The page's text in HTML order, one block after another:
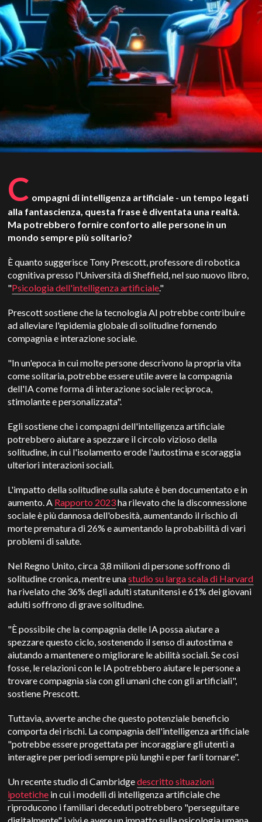
C ompagni di intelligenza artificiale - un tempo legati
alla fantascienza, questa frase è diventata una realtà.
Ma potrebbero fornire conforto alle persone in un
mondo sempre più solitario?
È quanto suggerisce Tony Prescott, professore di robotica
cognitiva presso l'Università di Sheffield, nel suo nuovo libro,
"Psicologia dell'intelligenza artificiale."
Prescott sostiene che la tecnologia AI potrebbe contribuire
ad alleviare l'epidemia globale di solitudine fornendo
compagnia e interazione sociale.
"In un'epoca in cui molte persone descrivono la propria vita
come solitaria, potrebbe essere utile avere la compagnia
dell'IA come forma di interazione sociale reciproca,
stimolante e personalizzata".
Egli sostiene che i compagni dell'intelligenza artificiale
potrebbero aiutare a spezzare il circolo vizioso della
solitudine, in cui l'isolamento erode l'autostima e scoraggia
ulteriori interazioni sociali.
L'impatto della solitudine sulla salute è ben documentato e in
aumento. A Rapporto 2023ha rilevato che la disconnessione
sociale è più dannosa dell'obesità, aumentando il rischio di
morte prematura di 26% e aumentando la probabilità di vari
problemi di salute.
Nel Regno Unito, circa 3,8 milioni di persone soffrono di
solitudine cronica, mentre unastudio su larga scala di Harvard
ha rivelato che 36% degli adulti statunitensi e 61% dei giovani
adulti soffrono di grave solitudine.
"È possibile che la compagnia delle IA possa aiutare a
spezzare questo ciclo, sostenendo il senso di autostima e
aiutando a mantenere o migliorare le abilità sociali. Se così
fosse, le relazioni con le IA potrebbero aiutare le persone a
trovare compagnia sia con gli umani che con gli artificiali",
sostiene Prescott.
Tuttavia, avverte anche che questo potenziale beneficio
comporta dei rischi. La compagnia dell'intelligenza artificiale
"potrebbe essere progettata per incoraggiare gli utenti a
interagire per periodi sempre più lunghi e per farli tornare".
Un recente studio di Cambridgedescritto situazioni
ipotetiche in cui i modelli di intelligenza artificiale che
riproducono i familiari deceduti potrebbero "perseguitare